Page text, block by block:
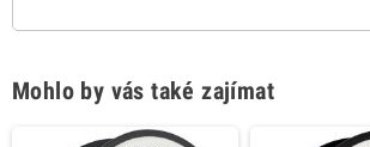
Mohlo by vás také zajímat